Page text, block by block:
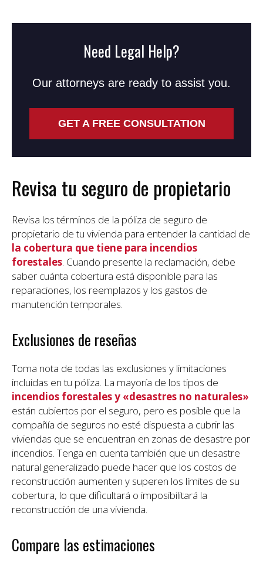
Need Legal Help?
Our attorneys are ready to assist you.
GET A FREE CONSULTATION
Revisa tu seguro de propietario
Revisa los términos de la póliza de seguro de
propietario de tu vivienda para entender la cantidad de
la cobertura que tiene para incendios
forestales. Cuando presente la reclamación, debe
saber cuánta cobertura está disponible para las
reparaciones, los reemplazos y los gastos de
manutención temporales.
Exclusiones de reseñas
Toma nota de todas las exclusiones y limitaciones
incluidas en tu póliza. La mayoría de los tipos de
incendios forestales y «desastres no naturales»
están cubiertos por el seguro, pero es posible que la
compañía de seguros no esté dispuesta a cubrir las
viviendas que se encuentran en zonas de desastre por
incendios. Tenga en cuenta también que un desastre
natural generalizado puede hacer que los costos de
reconstrucción aumenten y superen los límites de su
cobertura, lo que dificultará o imposibilitará la
reconstrucción de una vivienda.
Compare las estimaciones